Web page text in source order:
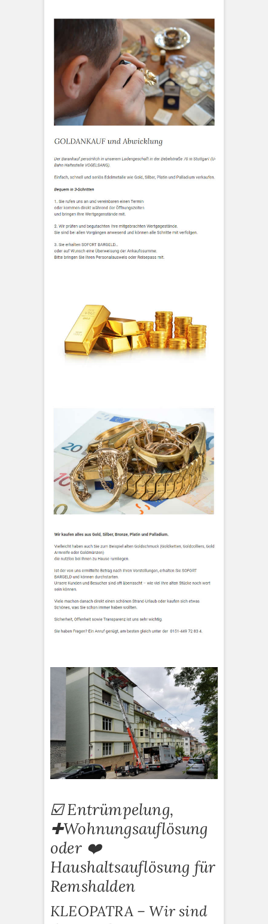
☑️ Entrümpelung,
✚Wohnungsauflösung
oder ❤️
Haushaltsauflösung für
Remshalden
KLEOPATRA – Wir sind